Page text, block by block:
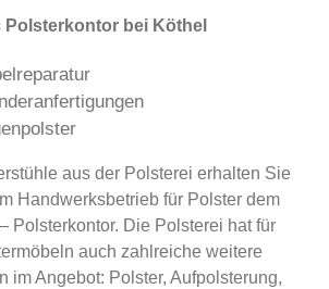
Polsterkontor bei Köthel
aus der Polsterei erhalten Sie
Handwerksbetrieb für Polster dem
Polsterkontor. Die Polsterei hat für
auch zahlreiche weitere
im Angebot: Polster, Aufpolsterung,